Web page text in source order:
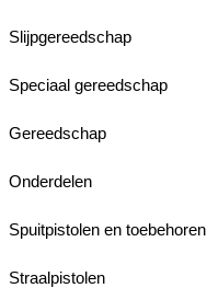
Slijpgereedschap
Speciaal gereedschap
Gereedschap
Onderdelen
Spuitpistolen en toebehoren
Straalpistolen